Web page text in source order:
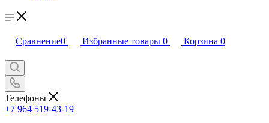
Сравнение0 Избранные товары 0 Корзина 0
Телефоны
+7 964 519-43-19